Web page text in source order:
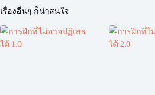
เรื่องอื่นๆ ก็น่าสนใจ